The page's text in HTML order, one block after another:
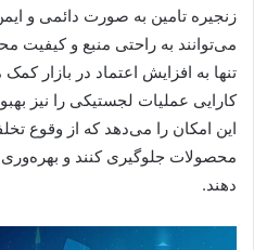
زنجیره تامین به صورت دائمی و
می‌توانند به راحتی منبع و کیفیت
تنها به افزایش اعتماد در بازار
کارایی عملیات لجستیکی را نیز
این امکان را می‌دهد که از وقوع
محصولات جلوگیری کنند و بهره‌وری
دهند.